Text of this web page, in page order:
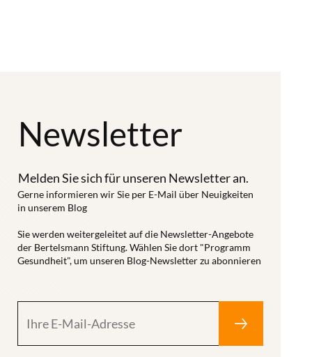
Newsletter
Melden Sie sich für unseren Newsletter an.
Gerne informieren wir Sie per E-Mail über Neuigkeiten
in unserem Blog
Sie werden weitergeleitet auf die Newsletter-Angebote
der Bertelsmann Stiftung. Wählen Sie dort "Programm
Gesundheit", um unseren Blog-Newsletter zu abonnieren